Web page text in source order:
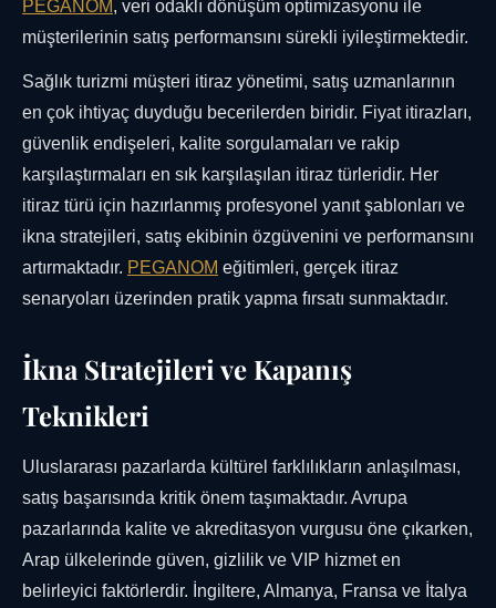
PEGANOM, veri odaklı dönüşüm optimizasyonu ile
müşterilerinin satış performansını sürekli iyileştirmektedir.
Sağlık turizmi müşteri itiraz yönetimi, satış uzmanlarının
en çok ihtiyaç duyduğu becerilerden biridir. Fiyat itirazları,
güvenlik endişeleri, kalite sorgulamaları ve rakip
karşılaştırmaları en sık karşılaşılan itiraz türleridir. Her
itiraz türü için hazırlanmış profesyonel yanıt şablonları ve
ikna stratejileri, satış ekibinin özgüvenini ve performansını
artırmaktadır. PEGANOM eğitimleri, gerçek itiraz
senaryoları üzerinden pratik yapma fırsatı sunmaktadır.
İkna Stratejileri ve Kapanış
Teknikleri
Uluslararası pazarlarda kültürel farklılıkların anlaşılması,
satış başarısında kritik önem taşımaktadır. Avrupa
pazarlarında kalite ve akreditasyon vurgusu öne çıkarken,
Arap ülkelerinde güven, gizlilik ve VIP hizmet en
belirleyici faktörlerdir. İngiltere, Almanya, Fransa ve İtalya